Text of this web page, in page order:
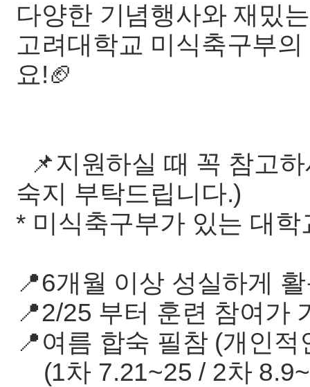
다양한 기념행사와 재밌
고려대학교 미식축구부
요!🏈
📌지원하실 때 꼭 참고
숙지 부탁드립니다.)
* 미식축구부가 있는 대
📍6개월 이상 성실하게
📍2/25 부터 훈련 참여가
📍여름 합숙 필참 (개인
(1차 7.21~25 / 2차